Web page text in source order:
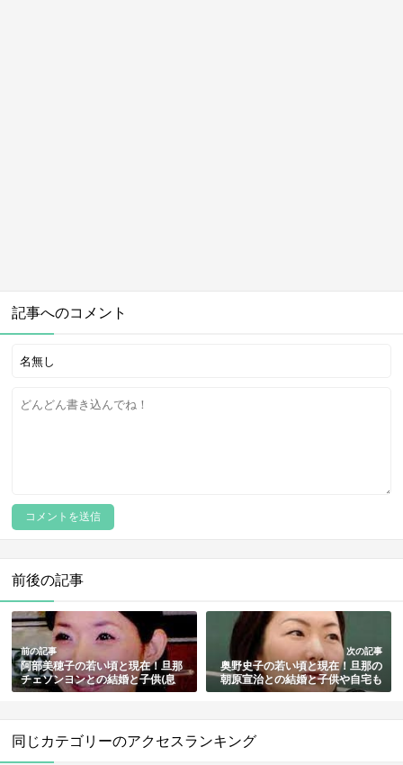
記事へのコメント
前後の記事
前の記事
阿部美穂子の若い頃と現在！旦那
チェソンヨンとの結婚と子供(息
子)・馴れ初めの韓国語講座も総ま
次の記事
奥野史子の若い頃と現在！旦那の
朝原宣治との結婚と子供や自宅も
総まとめ
同じカテゴリーのアクセスランキング